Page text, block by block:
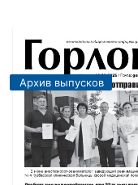
Архив выпусков